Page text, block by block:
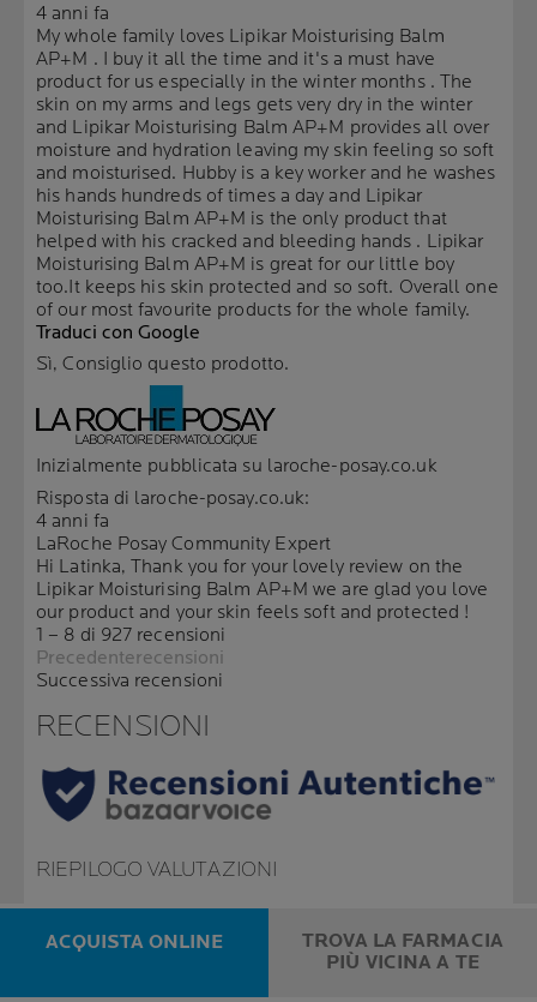
4 anni fa
My whole family loves Lipikar Moisturising Balm
AP+M . I buy it all the time and it's a must have
product for us especially in the winter months . The
skin on my arms and legs gets very dry in the winter
and Lipikar Moisturising Balm AP+M provides all over
moisture and hydration leaving my skin feeling so soft
and moisturised. Hubby is a key worker and he washes
his hands hundreds of times a day and Lipikar
Moisturising Balm AP+M is the only product that
helped with his cracked and bleeding hands . Lipikar
Moisturising Balm AP+M is great for our little boy
too.It keeps his skin protected and so soft. Overall one
of our most favourite products for the whole family.
Traduci con Google
Sì, Consiglio questo prodotto.
Inizialmente pubblicata su laroche-posay.co.uk
Risposta di laroche-posay.co.uk:
4 anni fa
LaRoche Posay Community Expert
Hi Latinka, Thank you for your lovely review on the
Lipikar Moisturising Balm AP+M we are glad you love
our product and your skin feels soft and protected !
1 – 8 di 927 recensioni
Precedenterecensioni
Successiva recensioni
RECENSIONI
RIEPILOGO VALUTAZIONI
5 stellestelle
ACQUISTA ONLINE
TROVA LA FARMACIA
PIÙ VICINA A TE